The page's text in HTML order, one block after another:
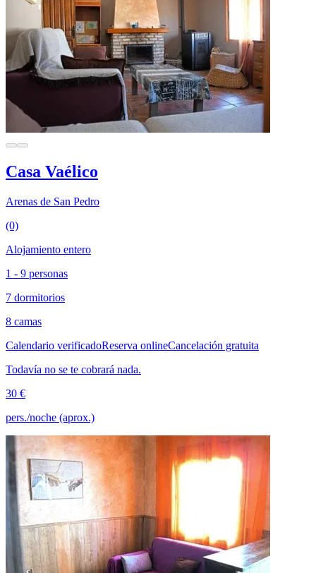
Casa Vaélico
Arenas de San Pedro
(0)
Alojamiento entero
1 - 9 personas
7 dormitorios
8 camas
Calendario verificadoReserva onlineCancelación gratuita
Todavía no se te cobrará nada.
30 €
pers./noche (aprox.)